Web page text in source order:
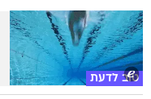
טוב לדעת